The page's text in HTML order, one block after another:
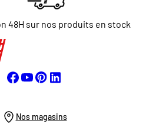
48H sur nos produits en stock
Nos magasins